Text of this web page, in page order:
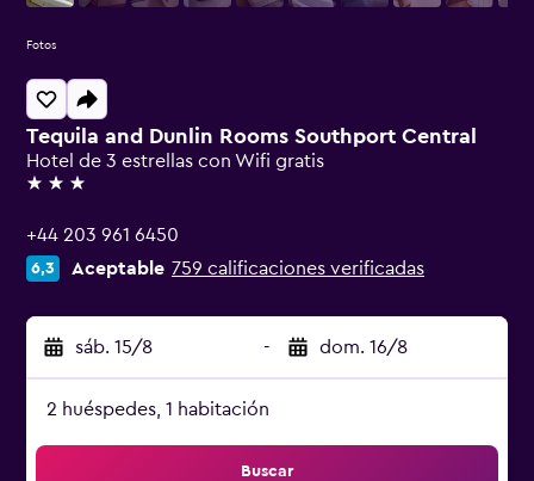
Tequila and Dunlin Rooms Southport Central
Hotel de 3 estrellas con Wifi gratis
3 estrellas
+44 203 961 6450
6,3 Aceptable 759 calificaciones verificadas
sáb. 15/8 - dom. 16/8
2 huéspedes, 1 habitación
Buscar
Fotos